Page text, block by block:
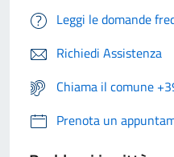
Leggi le domande
Richiedi Assistenza
Chiama il comune
Prenota un